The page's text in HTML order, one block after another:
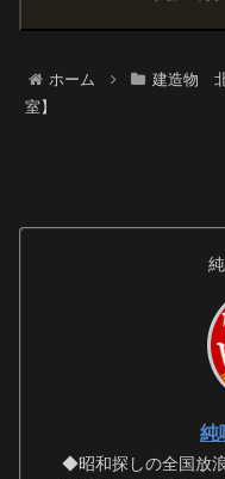
ホーム 建造物
室】
純
◆昭和探しの全国放